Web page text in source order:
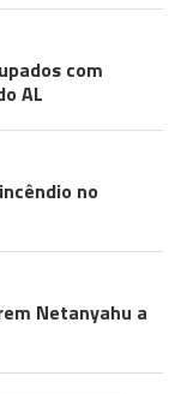
com
AL
no
Netanyahu a